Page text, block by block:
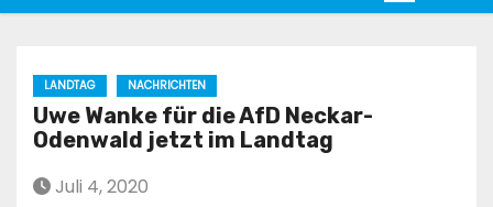
LANDTAG NACHRICHTEN
Uwe Wanke für die AfD Neckar-
Odenwald jetzt im Landtag
Juli 4, 2020